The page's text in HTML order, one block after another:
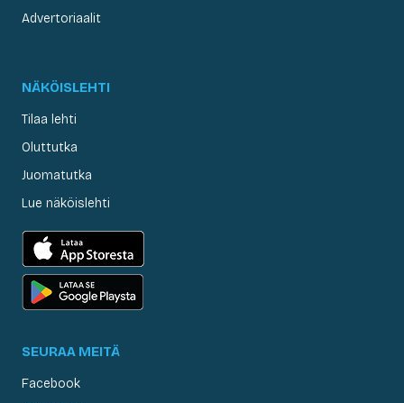
Advertoriaalit
NÄKÖISLEHTI
Tilaa lehti
Oluttutka
Juomatutka
Lue näköislehti
SEURAA MEITÄ
Facebook